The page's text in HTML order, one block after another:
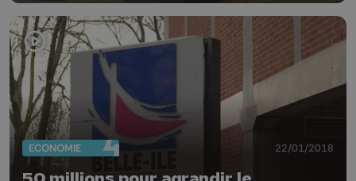
ECONOMIE 22/01/2018